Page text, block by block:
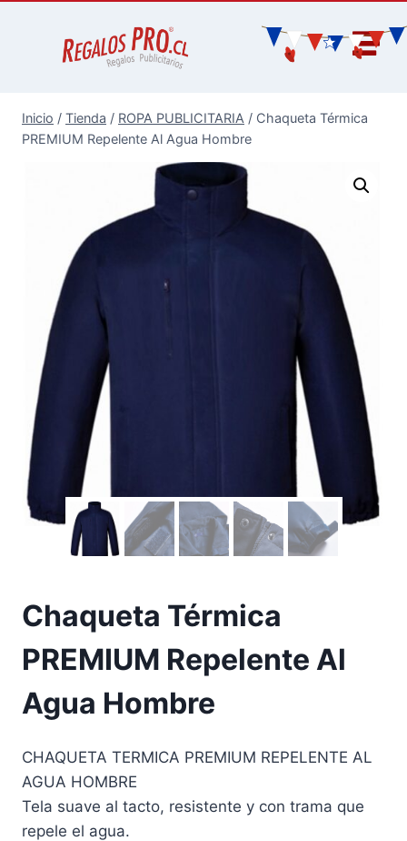
Inicio / Tienda / ROPA PUBLICITARIA / Chaqueta Térmica
PREMIUM Repelente Al Agua Hombre
Chaqueta Térmica
PREMIUM Repelente Al
Agua Hombre
CHAQUETA TERMICA PREMIUM REPELENTE AL
AGUA HOMBRE
Tela suave al tacto, resistente y con trama que
repele el agua.